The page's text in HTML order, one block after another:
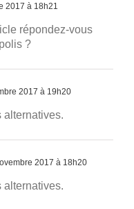
2017 à 18h21
répondez-vous
?
2017 à 19h20
alternatives.
2017 à 18h20
alternatives.